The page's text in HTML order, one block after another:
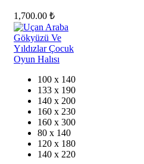
1,700.00 ₺
100 x 140
133 x 190
140 x 200
160 x 230
160 x 300
80 x 140
120 x 180
140 x 220